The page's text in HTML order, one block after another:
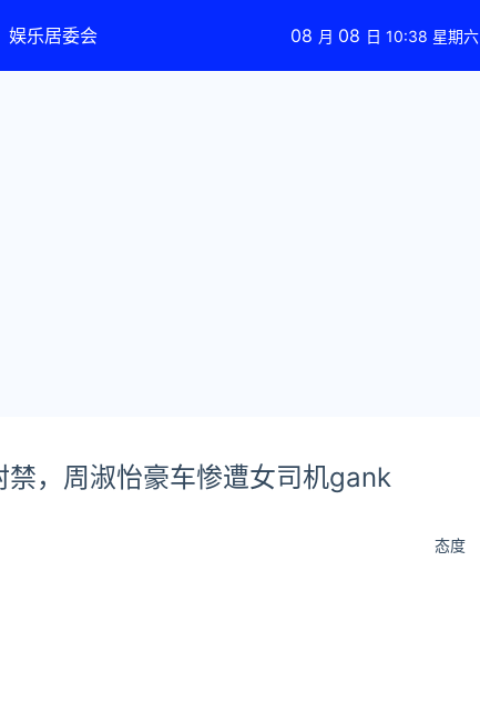
娱乐居委会 08 月 08 日 10:38 星期六
禁，周淑怡豪车惨遭女司机gank
态度